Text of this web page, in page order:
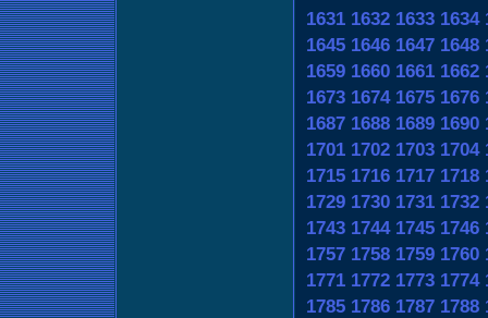
1631 1632 1633 1634
1645 1646 1647 1648
1659 1660 1661 1662
1673 1674 1675 1676
1687 1688 1689 1690
1701 1702 1703 1704
1715 1716 1717 1718
1729 1730 1731 1732
1743 1744 1745 1746
1757 1758 1759 1760
1771 1772 1773 1774
1785 1786 1787 1788